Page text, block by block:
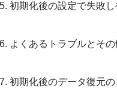
初期化後の設定で失敗
よくあるトラブルとそ
初期化後のデータ復元